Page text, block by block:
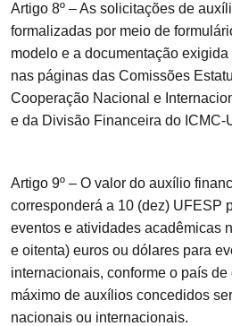
Artigo 8º – As solicitações de
formalizadas por meio de
modelo e a documentação
nas páginas das Comissões
Cooperação Nacional e
e da Divisão Financeira do ICMC-
Artigo 9º – O valor do auxílio
corresponderá a 10 (dez) UFESP
eventos e atividades acadêmicas
e oitenta) euros ou dólares para
internacionais, conforme o país
máximo de auxílios concedidos
nacionais ou internacionais.